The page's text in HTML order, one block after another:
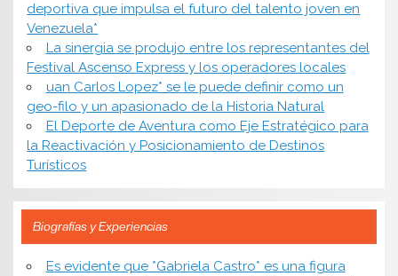
deportiva que impulsa el futuro del talento joven en
Venezuela*
La sinergia se produjo entre los representantes del
Festival Ascenso Express y los operadores locales
uan Carlos Lopez* se le puede definir como un
geo-filo y un apasionado de la Historia Natural
El Deporte de Aventura como Eje Estratégico para
la Reactivación y Posicionamiento de Destinos
Turísticos
Biografías y Experiencias
Es evidente que *Gabriela Castro* es una figura